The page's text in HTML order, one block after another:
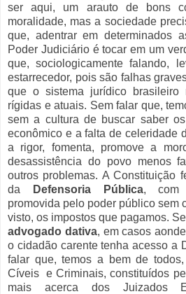
ser aqui, um arauto de bons
moralidade, mas a sociedade
que, adentrar em determinados
Poder Judiciário é tocar em um
que, sociologicamente falando,
estarrecedor, pois são falhas
que o sistema jurídico brasileiro
rígidas e atuais. Sem falar que,
sem a cultura de buscar saber
econômico e a falta de celeridade
a rigor, fomenta, promove a
desassistência do povo menos
outros problemas. A Constituição
da
Defensoria Pública, com
promovida pelo poder público sem
visto, os impostos que pagamos.
advogado dativa, em casos
o cidadão carente tenha acesso a
falar que, temos a bem de
Cíveis e Criminais, constituídos
mais acerca dos Juizados